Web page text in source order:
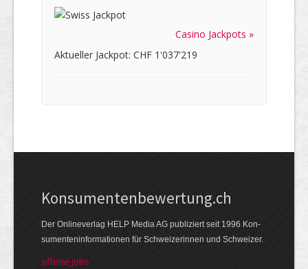
Casino Jackpots »
Aktueller Jackpot: CHF 1'037'219
Kon­su­menten­be­wer­tung.ch
Der Online­verlag HELP Media AG publi­ziert seit 1996 Kon­
su­menten­infor­mationen für Schwei­zerinnen und Schweizer.
offene Jobs